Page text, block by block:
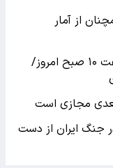
از آمار
اعمال محدودیت تردد در چالوس از ساعت ۱۰ صبح امروز/
بعدی مجازی است
در جنگ ایران از دست